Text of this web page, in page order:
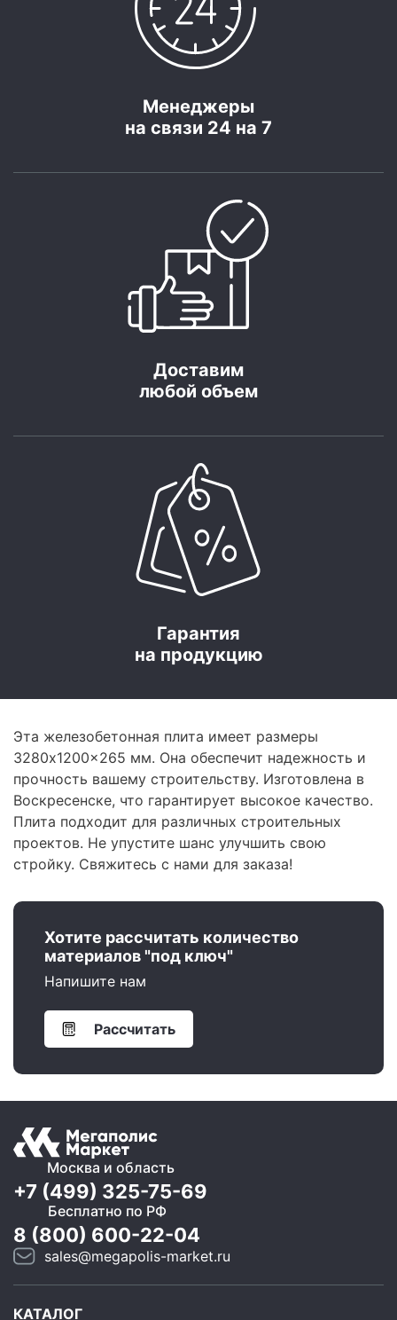
Менеджеры
на связи 24 на 7
Доставим
любой объем
Гарантия
на продукцию
Эта железобетонная плита имеет размеры
3280x1200x265 мм. Она обеспечит надежность и
прочность вашему строительству. Изготовлена в
Воскресенске, что гарантирует высокое качество.
Плита подходит для различных строительных
проектов. Не упустите шанс улучшить свою
стройку. Свяжитесь с нами для заказа!
Хотите рассчитать количество
материалов "под ключ"
Напишите нам
Рассчитать
Москва и область
+7 (499) 325-75-69
Бесплатно по РФ
8 (800) 600-22-04
sales@megapolis-market.ru
КАТАЛОГ